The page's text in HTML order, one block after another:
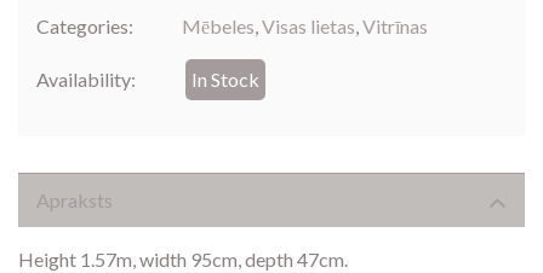
Categories: Mēbeles,Visas lietas,Vitrīnas
Availability: In Stock
Apraksts
Height 1.57m, width 95cm, depth 47cm.